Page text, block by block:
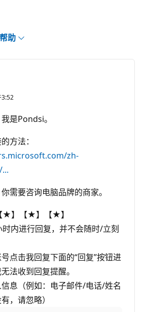
助
3:52
是Pondsi。
方法：
zh-
需要咨询电脑品牌的商家。
★】【★】【★】
内进行回复，并不会随时/立刻
点击我回复下面的“回复”按钮进
法收到回复提醒。
息（例如：电子邮件/电话/姓名
，请忽略）